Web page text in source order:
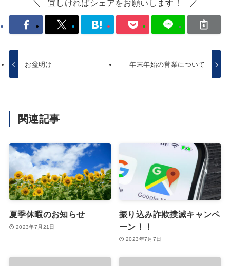
宜しければシェアをお願いします！
お盆明け 年末年始の営業について
関連記事
夏季休暇のお知らせ
2023年7月21日
振り込み詐欺撲滅キャンペ
ーン！！
2023年7月7日